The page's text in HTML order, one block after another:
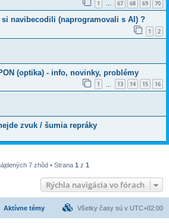
1 … 67 68 69 70
si navibecodili (naprogramovali s AI) ?
1 2
(optika) - info, novinky, problémy
1 13 14 15 16
zvuk / šumia repráky
7 zhôd • Strana 1 z 1
Rýchla navigácia vo fórach
Aktívne témy Všetky časy sú v UTC+02:00